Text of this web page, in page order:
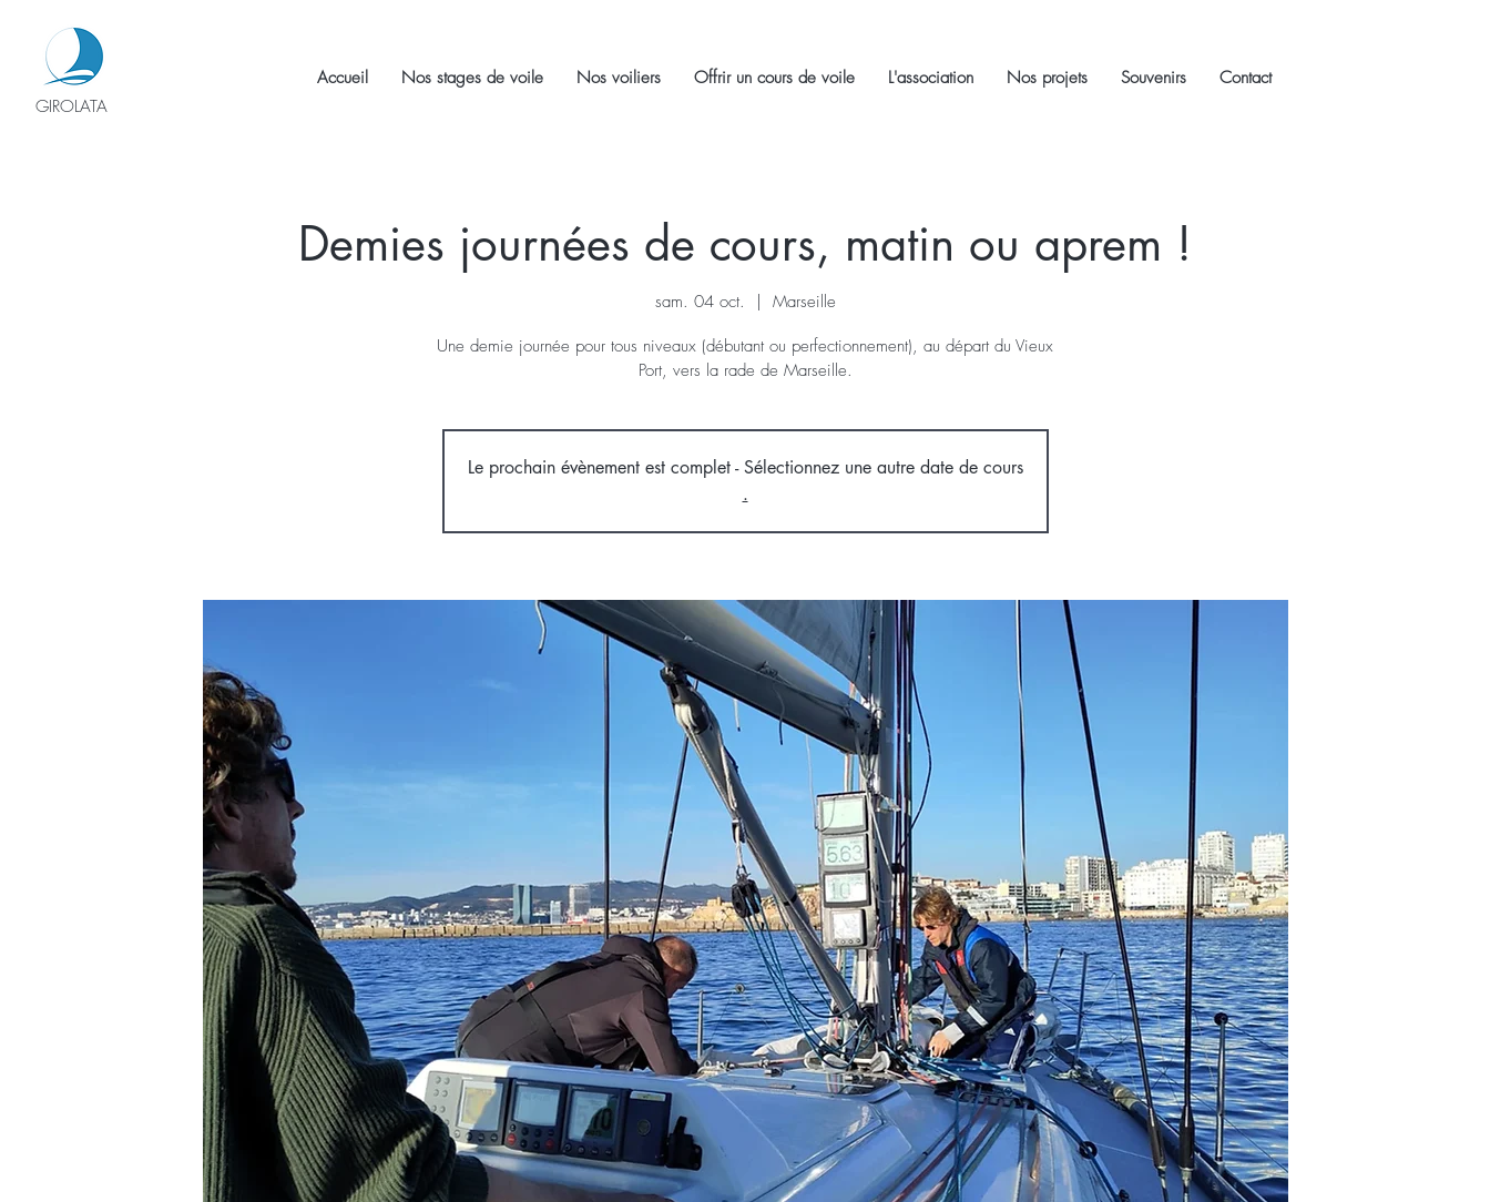
Accueil Nos stages de voile Nos voiliers Offrir un cours de voile L'association Nos projets Souvenirs
Contact
GIROLATA
Demies journées de cours, matin ou aprem !
sam. 04 oct.
  |
Marseille
Une demie journée pour tous niveaux (débutant ou perfectionnement), au départ du Vieux
Port, vers la rade de Marseille.
Le prochain évènement est complet - Sélectionnez une autre date de cours
.